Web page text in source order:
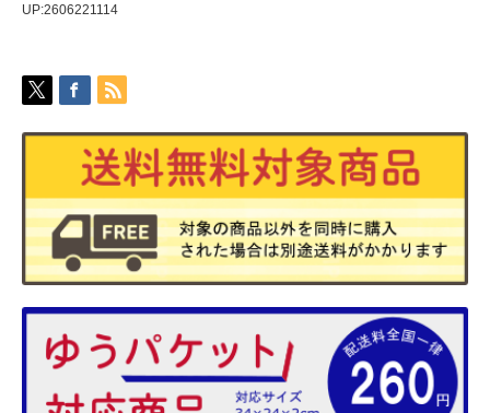
UP:2606221114